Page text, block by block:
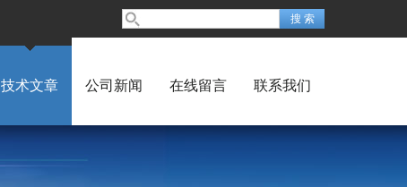
技术文章 公司新闻 在线留言 联系我们